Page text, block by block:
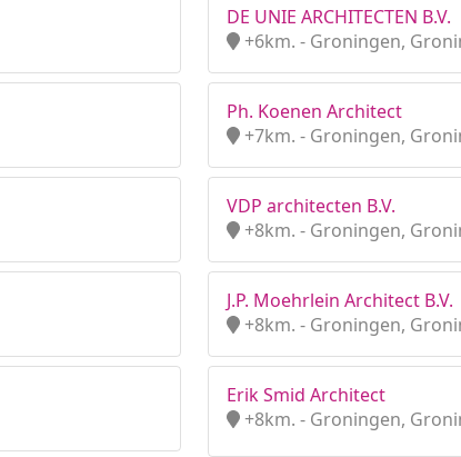
DE UNIE ARCHITECTEN B.V.
+6km. - Groningen,
Ph. Koenen Architect
+7km. - Groningen,
VDP architecten B.V.
+8km. - Groningen,
J.P. Moehrlein Architect B.V.
+8km. - Groningen,
Erik Smid Architect
+8km. - Groningen,